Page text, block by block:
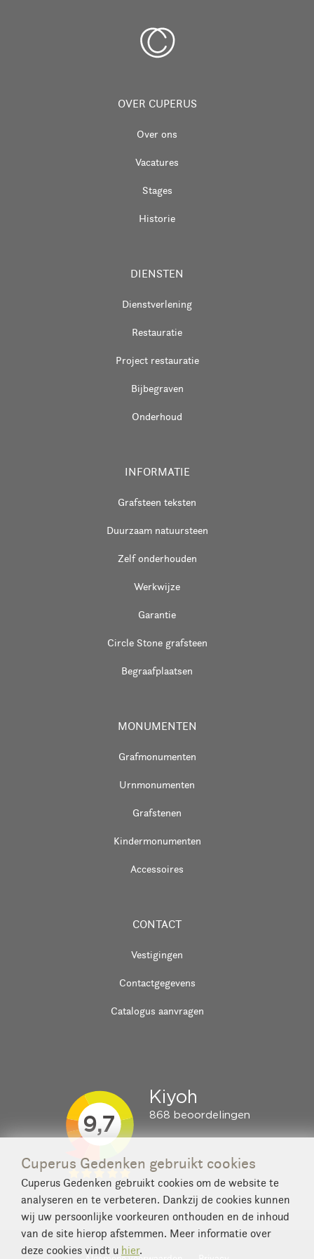
OVER CUPERUS
Over ons
Vacatures
Stages
Historie
DIENSTEN
Dienstverlening
Restauratie
Project restauratie
Bijbegraven
Onderhoud
INFORMATIE
Grafsteen teksten
Duurzaam natuursteen
Zelf onderhouden
Werkwijze
Garantie
Circle Stone grafsteen
Begraafplaatsen
MONUMENTEN
Grafmonumenten
Urnmonumenten
Grafstenen
Kindermonumenten
Accessoires
CONTACT
Vestigingen
Contactgegevens
Catalogus aanvragen
Cuperus Gedenken gebruikt cookies
Cuperus Gedenken gebruikt cookies om de website te
analyseren en te verbeteren. Dankzij de cookies kunnen
wij uw persoonlijke voorkeuren onthouden en de inhoud
van de site hierop afstemmen. Meer informatie over
deze cookies vindt u hier.